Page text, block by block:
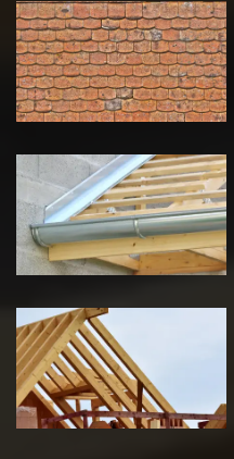
démoussage de
toiture 39
Jura
Pose de
Chéneau 39
Jura
Traitement de
charpente 39
Jura